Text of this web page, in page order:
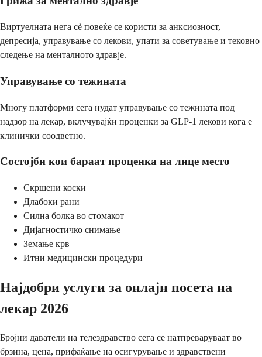
Виртуелната нега сè повеќе се користи за анксиозност,
депресија, управување со лекови, упати за советување и тековно
следење на менталното здравје.
Управување со тежината
Многу платформи сега нудат управување со тежината под
надзор на лекар, вклучувајќи проценки за GLP-1 лекови кога е
клинички соодветно.
Состојби кои бараат проценка на лице место
Скршени коски
Длабоки рани
Силна болка во стомакот
Дијагностичко снимање
Земање крв
Итни медицински процедури
Најдобри услуги за онлајн посета на
лекар 2026
Бројни даватели на телездравство сега се натпреваруваат во
брзина, цена, прифаќање на осигурување и здравствени